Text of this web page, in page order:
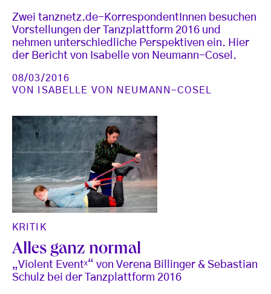
Zwei tanznetz.de-KorrespondentInnen besuchen
Vorstellungen der Tanzplattform 2016 und
nehmen unterschiedliche Perspektiven ein. Hier
der Bericht von Isabelle von Neumann-Cosel.
08/03/2016
VON
ISABELLE VON NEUMANN-COSEL
KRITIK
Alles ganz normal
„Violent Eventˣ“ von Verena Billinger & Sebastian
Schulz bei der Tanzplattform 2016